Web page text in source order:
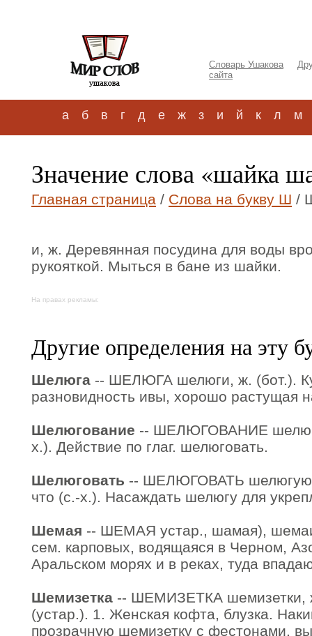
Словарь Ушакова
сайта
а б в г д е ж з и й к л м
Значение слова «шайка
Главная страница / Слова на букву Ш /
и, ж. Деревянная посудина для воды
рукояткой. Мыться в бане из шайки.
На правах рекламы:
Другие определения на эту
Шелюга -- ШЕЛЮГА шелюги, ж. (бот.).
разновидность ивы, хорошо растущая
Шелюгование -- ШЕЛЮГОВАНИЕ
х.). Действие по глаг. шелюговать.
Шелюговать -- ШЕЛЮГОВАТЬ
что (с.-х.). Насаждать шелюгу для
Шемая -- ШЕМАЯ устар., шамая),
сем. карповых, водящаяся в Черном,
Аральском морях и в реках, туда
Шемизетка -- ШЕМИЗЕТКА шемизетки,
(устар.). 1. Женская кофта, блузка.
прозрачную шемизетку с фестонами,